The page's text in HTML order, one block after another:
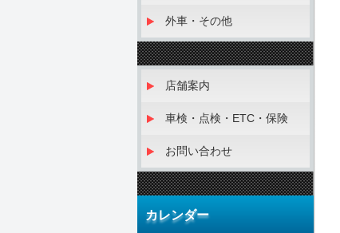
外車・その他
店舗案内
車検・点検・ETC・保険
お問い合わせ
カレンダー